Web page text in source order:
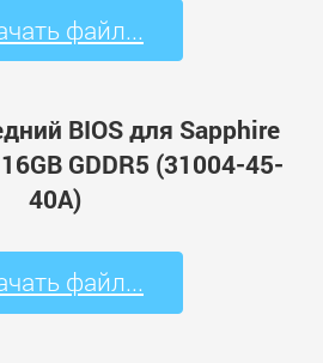
файл...
BIOS для Sapphire
GDDR5 (31004-45-
40A)
файл...